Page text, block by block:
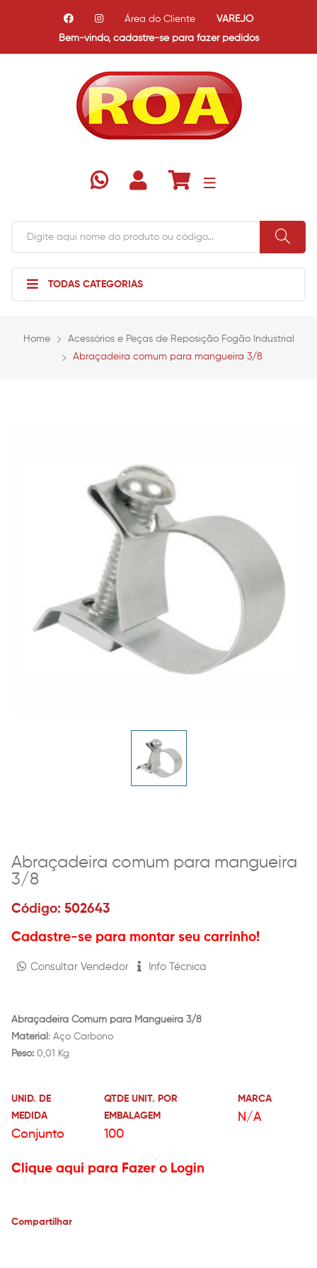
Bem-vindo, cadastre-se para fazer pedidos
Área do Cliente VAREJO
TODAS CATEGORIAS
Home
Acessórios e Peças de Reposição Fogão Industrial
Abraçadeira comum para mangueira 3/8
Abraçadeira comum para mangueira
3/8
Código: 502643
Cadastre-se para montar seu carrinho!
Consultar Vendedor Info Técnica
Abraçadeira Comum para Mangueira 3/8
Material : Aço Carbono
Peso: 0,01 Kg
UNID. DE
MEDIDA
Conjunto
QTDE UNIT. POR
EMBALAGEM
100
MARCA
N/A
Clique aqui para Fazer o Login
Compartilhar